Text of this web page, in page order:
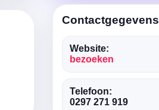
Contactgegevens
Website:
bezoeken
Telefoon:
0297 271 919